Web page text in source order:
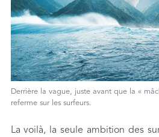
Derrière la vague, juste avant que la «
referme sur les surfeurs.
La voilà, la seule ambition des